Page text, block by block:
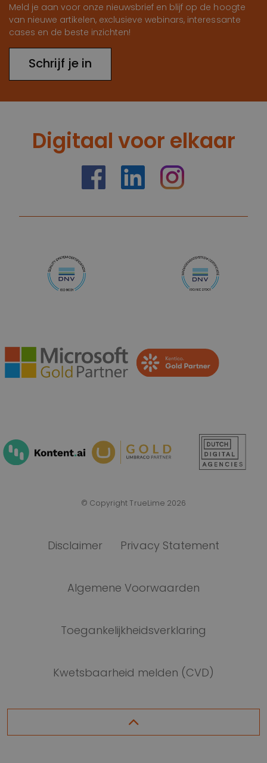
Meld je aan voor onze nieuwsbrief en blijf op de hoogte
van nieuwe artikelen, exclusieve webinars, interessante
cases en de beste inzichten!
Schrijf je in
Digitaal voor elkaar
© Copyright TrueLime 2026
Disclaimer Privacy Statement
Algemene Voorwaarden
Toegankelijkheidsverklaring
Kwetsbaarheid melden (CVD)